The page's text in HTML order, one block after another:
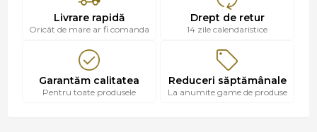
Livrare rapidă
Oricât de mare ar fi comanda
Drept de retur
14 zile calendaristice
Garantăm calitatea
Pentru toate produsele
Reduceri săptămânale
La anumite game de produse